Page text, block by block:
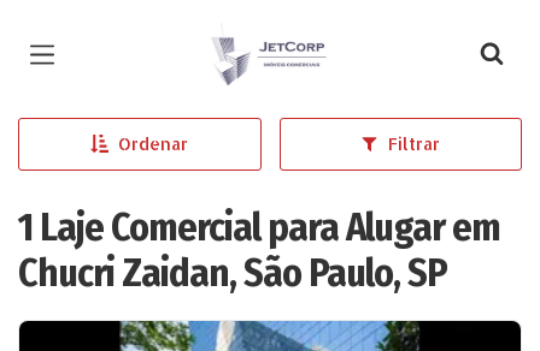
Página inicial
Ordenar Filtrar
1 Laje Comercial para Alugar em
Chucri Zaidan, São Paulo, SP